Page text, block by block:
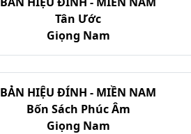
Tân Ước
Giọng Nam
BẢN HIỆU ĐÍNH - MIỀN NAM
Bốn Sách Phúc Âm
Giọng Nam